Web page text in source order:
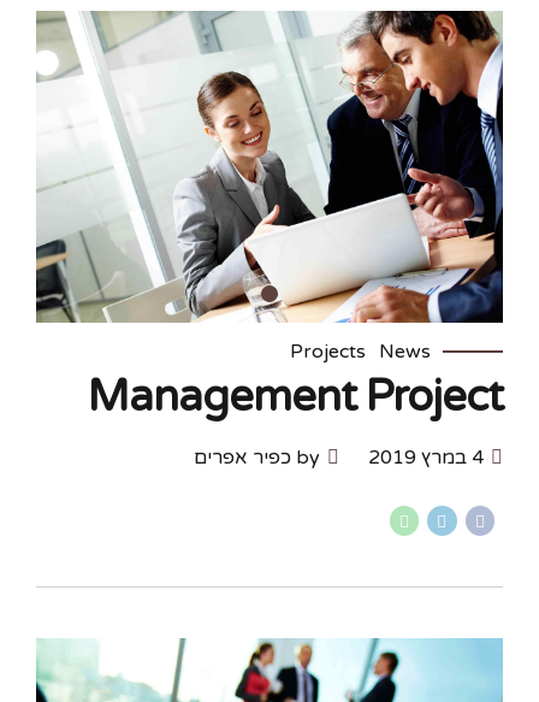
News
Projects
Management Project
4 במרץ 2019 by כפיר אפרים